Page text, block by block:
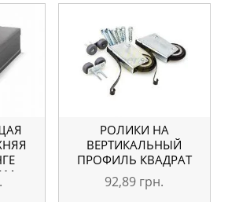
РОЛИКИ НА
ВЕРТИКАЛЬНЫЙ
ПРОФИЛЬ КВАДРАТ
92,89 грн.